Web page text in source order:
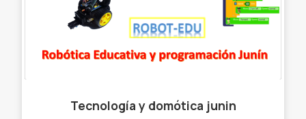
Tecnología y domótica junin